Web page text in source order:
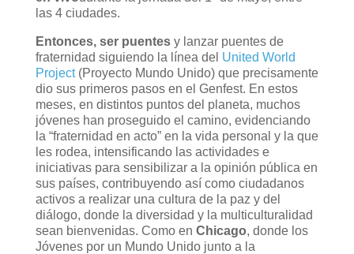
las 4 ciudades.
Entonces, ser puentesy lanzar puentes de
fraternidad siguiendo la línea del United World
Project(Proyecto Mundo Unido) que precisamente
dio sus primeros pasos en el Genfest. En estos
meses, en distintos puntos del planeta, muchos
jóvenes han proseguido el camino, evidenciando
la “fraternidad en acto” en la vida personal y la que
les rodea, intensificando las actividades e
iniciativas para sensibilizar a la opinión pública en
sus países, contribuyendo así como ciudadanos
activos a realizar una cultura de la paz y del
diálogo, donde la diversidad y la multiculturalidad
sean bienvenidas. Como en Chicago, donde los
Jóvenes por un Mundo Unido junto a la